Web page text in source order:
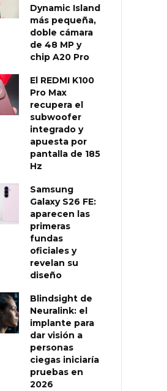
Dynamic Island
más pequeña,
doble cámara
de 48 MP y
chip A20 Pro
El REDMI K100
Pro Max
recupera el
subwoofer
integrado y
apuesta por
pantalla de 185
Hz
Samsung
Galaxy S26 FE:
aparecen las
primeras
fundas
oficiales y
revelan su
diseño
Blindsight de
Neuralink: el
implante para
dar visión a
personas
ciegas iniciaría
pruebas en
2026